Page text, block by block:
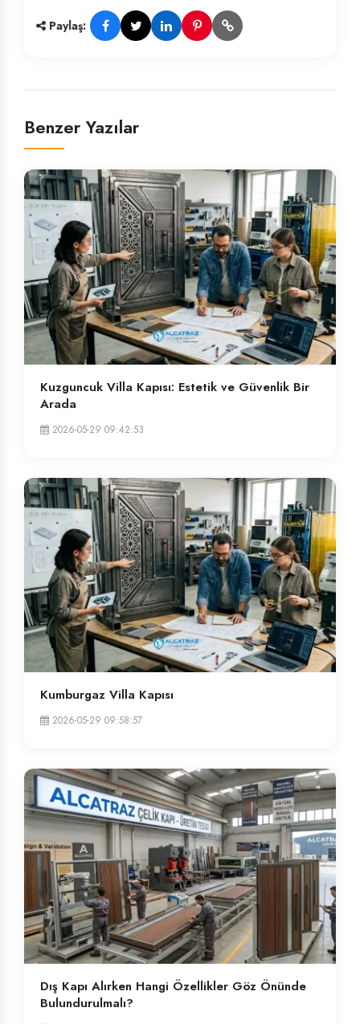
Paylaş:
Benzer Yazılar
Kuzguncuk Villa Kapısı: Estetik ve Güvenlik Bir
Arada
2026-05-29 09:42:53
Kumburgaz Villa Kapısı
2026-05-29 09:58:57
Dış Kapı Alırken Hangi Özellikler Göz Önünde
Bulundurulmalı?